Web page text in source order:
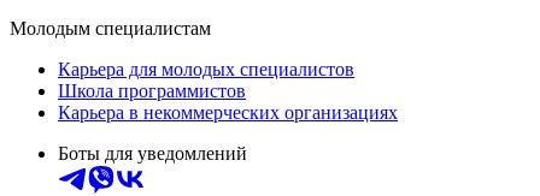
Молодым специалистам
Карьера для молодых специалистов
Школа программистов
Карьера в некоммерческих организациях
Боты для уведомлений